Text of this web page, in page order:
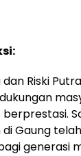
Riski
Gaung
generasi